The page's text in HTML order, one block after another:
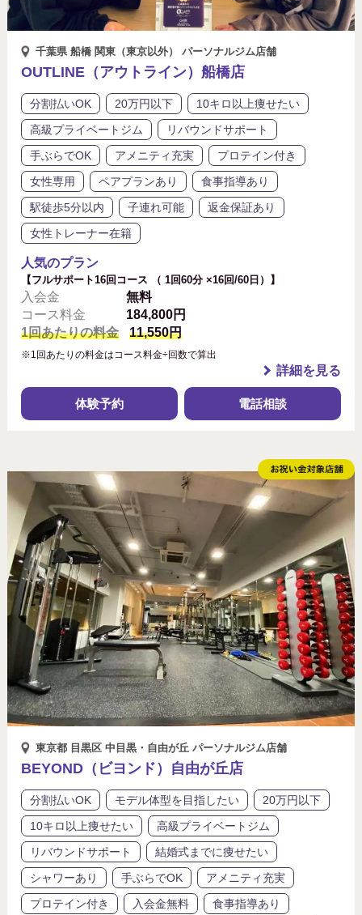
ペアプランあり モデル体型を目指したい
リバウンドサポート 体験トレーニング無料
入会金無料 分割払いOK
女性トレーナー在籍 女性専用
子連れ可能 手ぶらでOK 水素水あり
結婚式までに痩せたい 返金保証あり
食事指導あり
高級プライベートジム
千葉県 船橋 関東（東京以外） パーソナルジム店舗
OUTLINE（アウトライン）船橋店
分割払いOK 20万円以下
10キロ以上痩せたい
高級プライベートジム
リバウンドサポート
手ぶらでOK
アメニティ充実
プロテイン付き
女性専用
ペアプランあり
食事指導あり
駅徒歩5分以内
子連れ可能
返金保証あり
女性トレーナー在籍
人気のプラン
【フルサポート16回コース （ 1回60分 ×16回/60日）】
入会金
無料
コース料金
184,800円
1回あたりの料金
11,550円
※1回あたりの料金はコース料金÷回数で算出
詳細を見る
体験予約 電話相談
東京都 目黒区 中目黒・自由が丘 パーソナルジム店舗
BEYOND（ビヨンド）自由が丘店
分割払いOK モデル体型を目指したい
20万円以下
10キロ以上痩せたい
高級プライベートジム
リバウンドサポート
結婚式までに痩せたい
シャワーあり
手ぶらでOK
アメニティ充実
プロテイン付き
入会金無料
食事指導あり